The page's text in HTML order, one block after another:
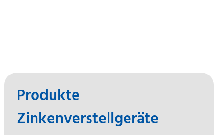
Produkte
Zinkenverstellgeräte